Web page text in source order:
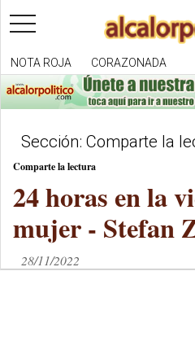
toggle
navigation
NOTA ROJA CORAZONADA
Sección: Comparte la
Comparte la lectura
24 horas en la
mujer - Stefan
28/11/2022